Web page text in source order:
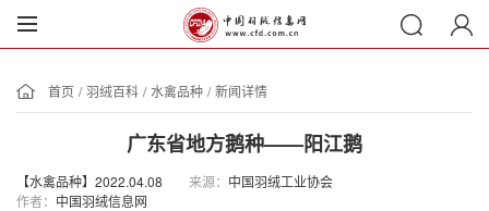
首页 / 羽绒百科 / 水禽品种 / 新闻详情
广东省地方鹅种——阳江鹅
【水禽品种】2022.04.08 来源： 中国羽绒工业协会
作者： 中国羽绒信息网